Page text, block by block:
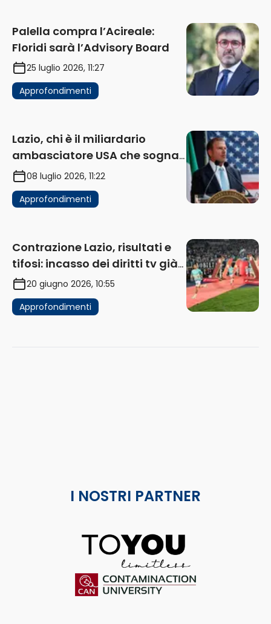
Palella compra l’Acireale:
Floridi sarà l’Advisory Board
25 luglio 2026, 11:27
Approfondimenti
Lazio, chi è il miliardario
ambasciatore USA che sogna
di acquistare un club in Italia
08 luglio 2026, 11:22
Approfondimenti
Contrazione Lazio, risultati e
tifosi: incasso dei diritti tv già
in flessione
20 giugno 2026, 10:55
Approfondimenti
I NOSTRI PARTNER
ToYou